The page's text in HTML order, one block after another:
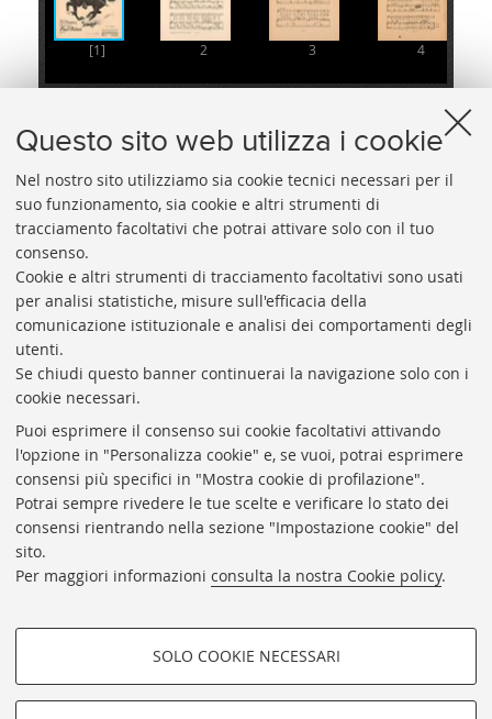
Questo sito web utilizza i cookie
Nel nostro sito utilizziamo sia cookie tecnici necessari per il
suo funzionamento, sia cookie e altri strumenti di
tracciamento facoltativi che potrai attivare solo con il tuo
consenso.
Cookie e altri strumenti di tracciamento facoltativi sono usati
per analisi statistiche, misure sull'efficacia della
comunicazione istituzionale e analisi dei comportamenti degli
utenti.
Se chiudi questo banner continuerai la navigazione solo con i
cookie necessari.
Puoi esprimere il consenso sui cookie facoltativi attivando
l'opzione in "Personalizza cookie" e, se vuoi, potrai esprimere
consensi più specifici in "Mostra cookie di profilazione".
Potrai sempre rivedere le tue scelte e verificare lo stato dei
consensi rientrando nella sezione "Impostazione cookie" del
sito.
Per maggiori informazioni consulta la nostra Cookie policy.
COOKIE DI PROFILAZIONE -
FACOLTATIVI
SOLO COOKIE NECESSARI
[1] 2 3 4
UNIVERSITARIA
Presidente: prof. Francesco Citti
Coordinatrice gestionale: Maria Pia Torricelli
Responsabile Amministrativo: Luigia Di Pumpo
Via Zamboni, 33/35 - 40126 Bologna (BO)
Tel. +39 051 2088306 - Fax +39 051 2088385
bub.info@unibo.it
bub.biblioteca@pec.unibo.it
Dove siamo
Orario dei servizi
Helpdesk
Rubrica di Ateneo
Privacy e note legali